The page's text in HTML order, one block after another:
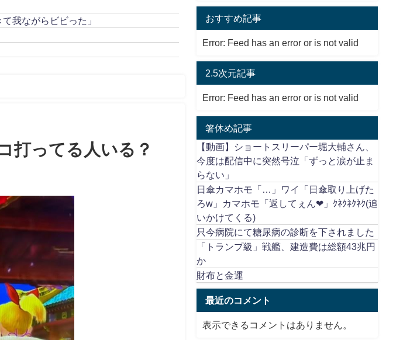
我ながらビビった」
打ってる人いる？
おすすめ記事
Error: Feed has an error or is not valid
2.5次元記事
Error: Feed has an error or is not valid
箸休め記事
【動画】ショートスリーパー堀大輔さん、
今度は配信中に突然号泣「ずっと涙が止ま
らない」
日傘カマホモ「…」ワイ「日傘取り上げた
ろw」カマホモ「返してぇん❤」ｸﾈｸﾈｸﾈｸ(追
いかけてくる)
只今病院にて糖尿病の診断を下されました
「トランプ級」戦艦、建造費は総額43兆円
か
財布と金運
最近のコメント
表示できるコメントはありません。